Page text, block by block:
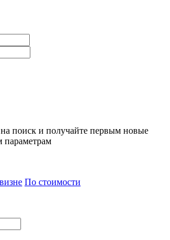
на поиск и получайте первым новые
параметрам
По стоимости